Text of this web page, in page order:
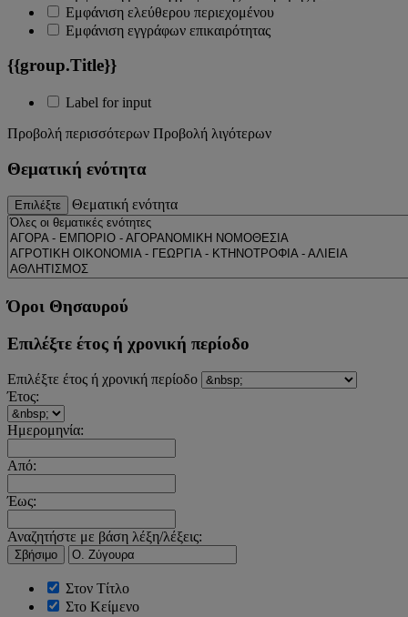
Εμφάνιση ελεύθερου περιεχομένου
Εμφάνιση εγγράφων επικαιρότητας
{{group.Title}}
Label for input
Προβολή περισσότερων Προβολή λιγότερων
Θεματική ενότητα
Επιλέξτε Θεματική ενότητα
Όροι Θησαυρού
Επιλέξτε έτος ή χρονική περίοδο
Επιλέξτε έτος ή χρονική περίοδο
Έτος:
Ημερομηνία:
Από:
Έως:
Αναζητήστε με βάση λέξη/λέξεις:
Σβήσιμο
Στον Τίτλο
Στο Κείμενο